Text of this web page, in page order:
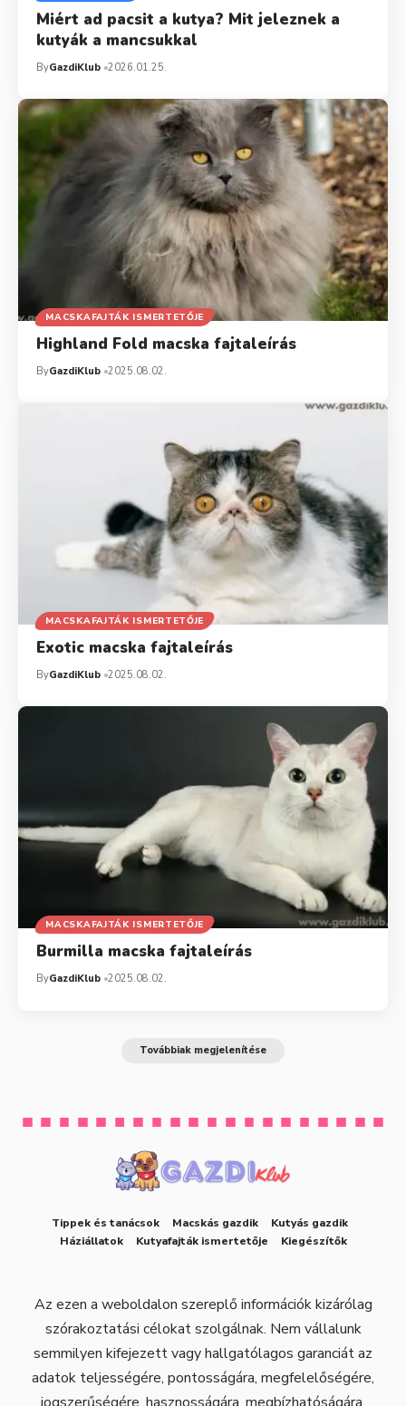
Miért ad pacsit a kutya? Mit jeleznek a
kutyák a mancsukkal
ByGazdiKlub 2026.01.25.
MACSKAFAJTÁK ISMERTETŐJE
Highland Fold macska fajtaleírás
ByGazdiKlub 2025.08.02.
MACSKAFAJTÁK ISMERTETŐJE
Exotic macska fajtaleírás
ByGazdiKlub 2025.08.02.
MACSKAFAJTÁK ISMERTETŐJE
Burmilla macska fajtaleírás
ByGazdiKlub 2025.08.02.
Továbbiak megjelenítése
Tippek és tanácsok Macskás gazdik
Kutyás gazdik
Háziállatok
Kutyafajták ismertetője Kiegészítők
Az ezen a weboldalon szereplő információk kizárólag
szórakoztatási célokat szolgálnak. Nem vállalunk
semmilyen kifejezett vagy hallgatólagos garanciát az
adatok teljességére, pontosságára, megfelelőségére,